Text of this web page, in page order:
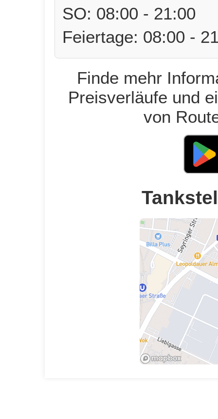
SO: 08:00 - 21:00
Feiertage: 08:00 -
Finde mehr
Preisverläufe und
von